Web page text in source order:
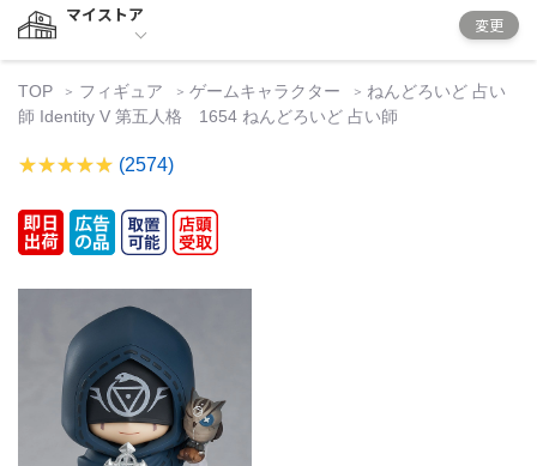
マイストア
変更
TOP フィギュア ゲームキャラクター
ねんどろいど 占い
師 Identity V 第五人格 1654 ねんどろいど 占い師
(2574)